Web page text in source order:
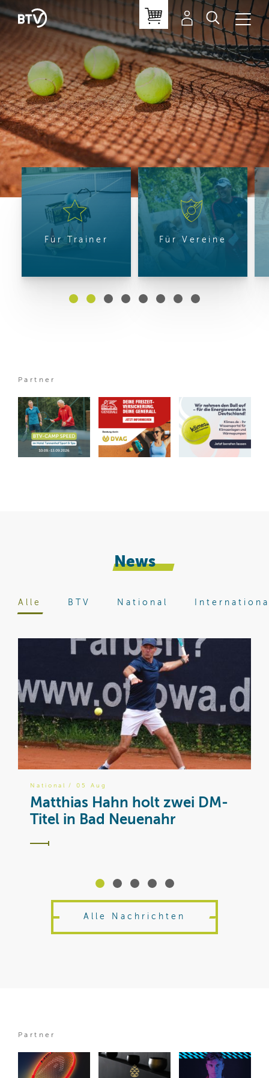
Für Trainer Für Vereine
Partner
News
Alle BTV National
National / 05 Aug
Matthias Hahn holt zwei DM-
Titel in Bad Neuenahr
Alle Nachrichten
Partner